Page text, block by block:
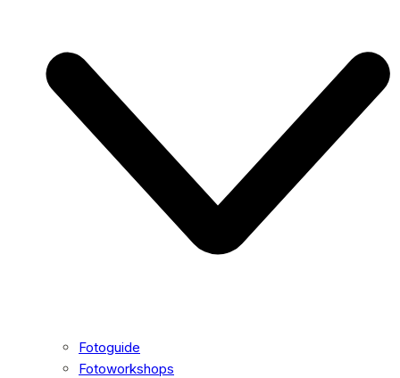
Fotoguide
Fotoworkshops